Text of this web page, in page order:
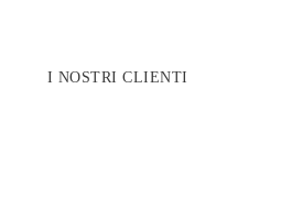
I NOSTRI CLIENTI